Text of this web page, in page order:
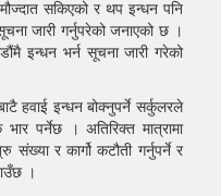
सकिएको र थप इन्धन पनि
जारी गर्नुपरेको जनाएको छ ।
इन्धन भर्न सूचना जारी गरेको
हवाई इन्धन बोक्नुपर्ने सर्कुलरले
पर्नेछ । अतिरिक्त मात्रामा
संख्या र कार्गो कटौती गर्नुपर्ने र
।